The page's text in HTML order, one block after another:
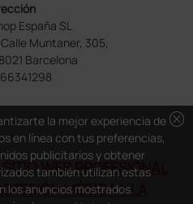
España SL
Muntaner, 305,
Barcelona
WEB PROFESIONAL
MÉDICA Y LA
cancel
la mejor experiencia de
en línea con tus preferencias,
publicitarios y obtener
también utilizan estas
los anuncios mostrados.